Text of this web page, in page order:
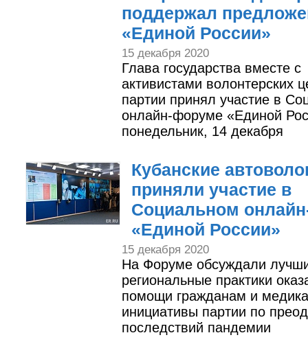
поддержал
«Единой России»
15 декабря 2020
Глава государства вместе с
активистами волонтерских
партии принял участие в
онлайн-форуме «Единой
понедельник, 14 декабря
Кубанские
приняли участие в
Социальном
«Единой России»
15 декабря 2020
На Форуме обсуждали
региональные практики
помощи гражданам и
инициативы партии по
последствий пандемии